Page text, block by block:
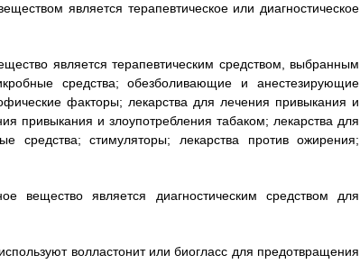
является терапевтическое или диагностическое
является терапевтическим средством, выбранным
средства; обезболивающие и анестезирующие
факторы; лекарства для лечения привыкания и
привыкания и злоупотребления табаком; лекарства для
средства; стимуляторы; лекарства против ожирения;
вещество является диагностическим средством для
волластонит или биогласс для предотвращения